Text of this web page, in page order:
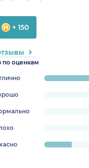
по оценкам
progress:
81.81818181818183%
+ 150